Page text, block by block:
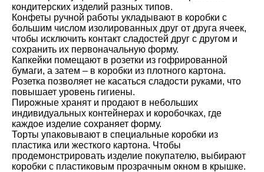
кондитерских изделий разных типов.
Конфеты ручной работы укладывают в коробки с
большим числом изолированных друг от друга ячеек,
чтобы исключить контакт сладостей друг с другом и
сохранить их первоначальную форму.
Капкейки помещают в розетки из гофрированной
бумаги, а затем – в коробки из плотного картона.
Розетка позволяет не касаться сладости руками, что
повышает уровень гигиены.
Пирожные хранят и продают в небольших
индивидуальных контейнерах и коробочках, где
каждое изделие сохраняет форму.
Торты упаковывают в специальные коробки из
пластика или жесткого картона. Чтобы
продемонстрировать изделие покупателю, выбирают
коробки с пластиковым прозрачным окном в крышке.